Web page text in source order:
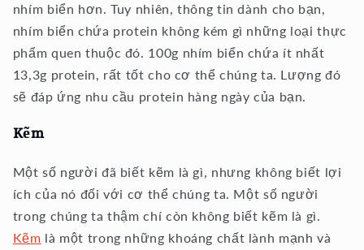
nhím biển hơn. Tuy nhiên, thông tin dành cho bạn,
nhím biển chứa protein không kém gì những loại thực
phẩm quen thuộc đó. 100g nhím biển chứa ít nhất
13,3g protein, rất tốt cho cơ thể chúng ta. Lượng đó
sẽ đáp ứng nhu cầu protein hàng ngày của bạn.
Kẽm
Một số người đã biết kẽm là gì, nhưng không biết lợi
ích của nó đối với cơ thể chúng ta. Một số người
trong chúng ta thậm chí còn không biết kẽm là gì.
Kẽm là một trong những khoáng chất lành mạnh và